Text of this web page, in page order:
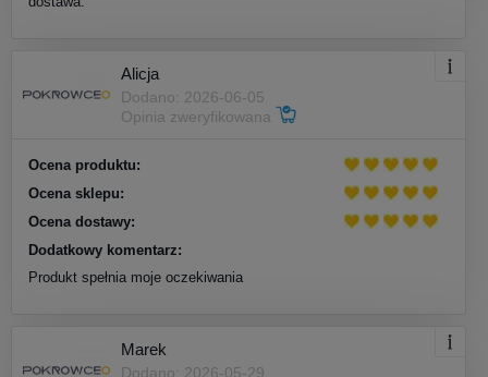
Alicja
Dodano: 2026-06-05
Opinia zweryfikowana
Ocena produktu:
Ocena sklepu:
Ocena dostawy:
Dodatkowy komentarz:
Produkt spełnia moje oczekiwania
Marek
Dodano: 2026-05-29